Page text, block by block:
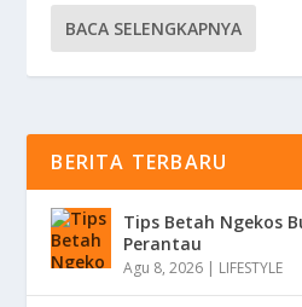
BACA SELENGKAPNYA
BERITA TERBARU
Tips Betah Ngekos
Perantau
Agu 8, 2026 | LIFESTYLE